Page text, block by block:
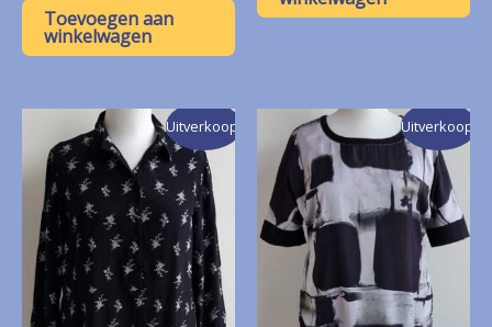
was:
€ 8,50.
is:
€ 4,25.
Toevoegen aan
winkelwagen
Uitverkoop! Uitverkoop!